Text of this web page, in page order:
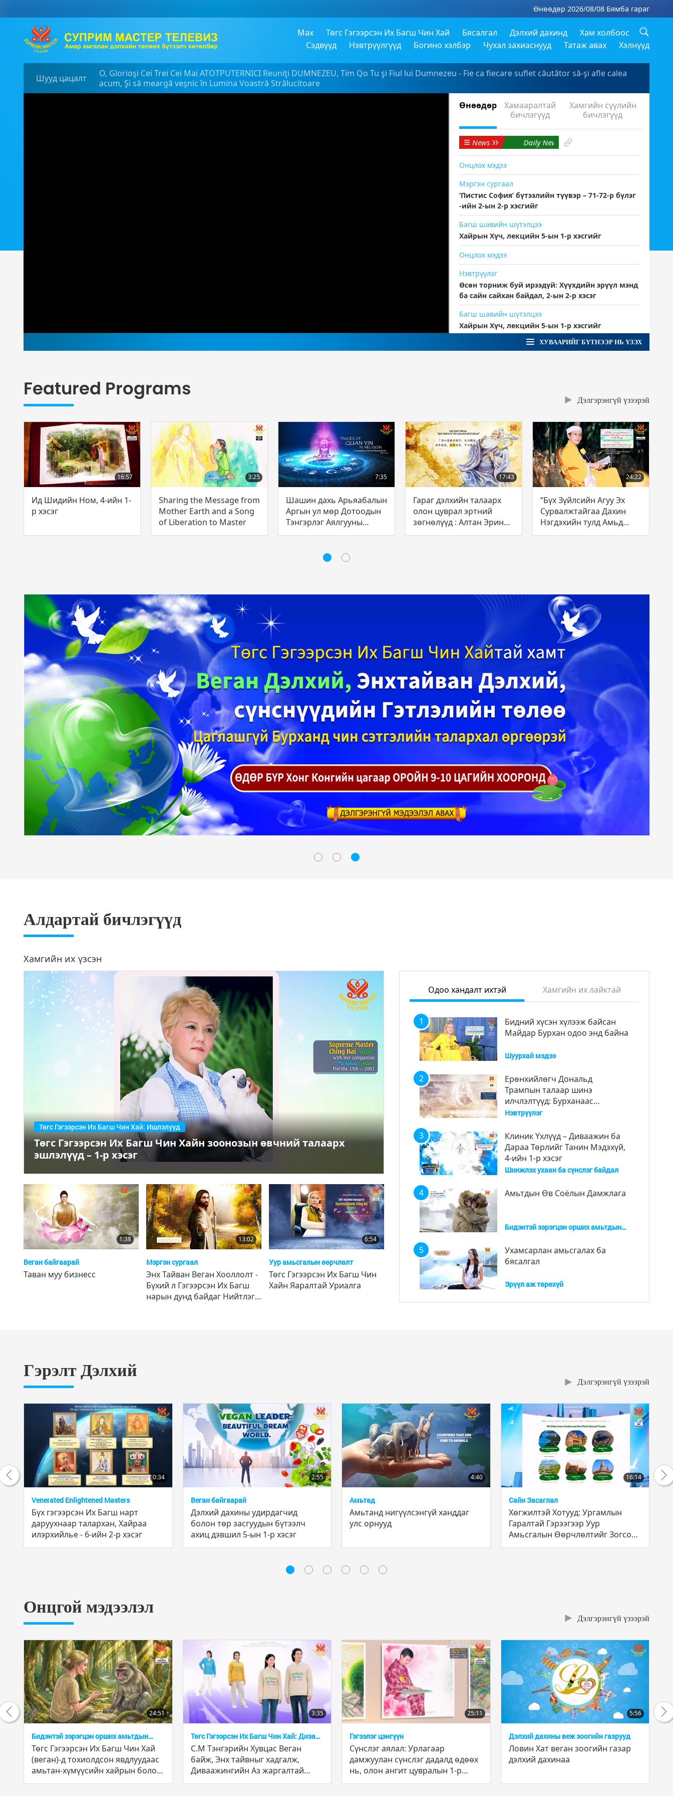
Өнөөдөр 2026/08/08 Бямба гараг
Max Төгс Гэгээрсэн Их Багш Чин Хай Бясалгал Дэлхий дахинд
Хам холбоос
Сэдвүүд
Нэвтрүүлгүүд Богино хэлбэр Чухал захиаснууд Татаж авах Хэлнүүд
Шууд цацалт
O, Glorioşi Cei Trei Cei Mai ATOTPUTERNICI Reuniţi DUMNEZEU, Tim Qo Tu şi Fiul lui Dumnezeu - Fie ca fiecare suflet căutător să-şi afle calea
acum, Şi să meargă veşnic în Lumina Voastră Strălucitoare
Өнөөдөр
Хамааралтай
бичлэгүүд
Хамгийн сүүлийн
бичлэгүүд
News
Daily News
Онцлох мэдээ
Мэргэн сургаал
‘Пистис София’ бүтээлийн түүвэр – 71-72-р бүлэг
-ийн 2-ын 2-р хэсгийг
Багш шавийн шүтэлцээ
Хайрын Хүч, лекцийн 5-ын 1-р хэсгийг
Онцлох мэдээ
Нэвтрүүлэг
Өсөн торниж буй ирээдүй: Хүүхдийн эрүүл мэнд
ба сайн сайхан байдал, 2-ын 2-р хэсэг
Багш шавийн шүтэлцээ
Хайрын Хүч, лекцийн 5-ын 1-р хэсгийг
ХУВААРИЙГ БҮТНЭЭР НЬ ҮЗЭХ
Featured Programs Дэлгэрэнгүй үзээрэй
16:57
Ид Шидийн Ном, 4-ийн 1-
р хэсэг
3:25
Sharing the Message from
Mother Earth and a Song
of Liberation to Master
7:35
Шашин дахь Арьяабалын
Аргын ул мөр Дотоодын
Тэнгэрлэг Аялгууны
талаарх эргэцүүлэл, 3
17:43
Гараг дэлхийн талаарх
олон цуврал эртний
зөгнөлүүд : Алтан Эриний
Тухай Зөгнөл 208-р
24:22
“Бүх Зүйлсийн Агуу Эх
Сурвалжтайгаа Дахин
Нэгдэхийн тулд Амьд
Сэрүүн Их Багшийг
Алдартай бичлэгүүд
Хамгийн их үзсэн
Төгс Гэгээрсэн Их Багш Чин Хай: Ишлэлүүд
Төгс Гэгээрсэн Их Багш Чин Хайн зоонозын өвчний талаарх
эшлэлүүд – 1-р хэсэг
1:38
Веган байгаарай
Таван муу бизнесс
13:02
Мэргэн сургаал
Энх Тайван Веган Хооллолт -
Бүхий л Гэгээрсэн Их Багш
нарын дунд байдаг Нийтлэг
6:54
Уур амьсгалын өөрчлөлт
Төгс Гэгээрсэн Их Багш Чин
Хайн Яаралтай Уриалга
Одоо хандалт ихтэй Хамгийн их лайктай
1
Бидний хүсэн хүлээж байсан
Майдар Бурхан одоо энд байна
Шуурхай мэдээ
2
Ерөнхийлөгч Дональд
Трампын талаар шинэ
илчлэлтүүд: Бурханаас
томилсон Америкийн тэргүүн
Нэвтрүүлэг
3
Клиник Үхлүүд – Диваажин ба
Дараа Төрлийг Танин Мэдэхүй,
4-ийн 1-р хэсэг
Шинжлэх ухаан ба сүнслэг байдал
4 Амьтдын Өв Соёлын Дамжлага
Бидэнтэй зэрэгцэн орших амьтдын
5
Ухамсарлан амьсгалах ба
бясалгал
Эрүүл аж төрөхүй
Гэрэлт Дэлхий Дэлгэрэнгүй үзээрэй
20:42 0:34
Venerated Enlightened Masters
Бүх гэгээрсэн Их Багш нарт
даруухнаар талархан, Хайраа
илэрхийлье - 6-ийн 2-р хэсэг
2:55
Веган байгаарай
Дэлхий дахины удирдагчид
болон төр засгуудын бүтээлч
ахиц дэвшил 5-ын 1-р хэсэг
4:40
Амьтад
Амьтанд нигүүлсэнгүй ханддаг
улс орнууд
16:14
Сайн Засаглал
Хөгжилтэй Хотууд: Ургамлын
Гаралтай Гэрээгээр Уур
Амьсгалын Өөрчлөлтийг Зогсоох
нь, 2-ын 1-р хэсэг
Онцгой мэдээлэл Дэлгэрэнгүй үзээрэй
2:35 24:51
Бидэнтэй зэрэгцэн орших амьтдын
ертөнц
Төгс Гэгээрсэн Их Багш Чин Хай
(веган)-д тохиолдсон явдлуудаас
амьтан-хүмүүсийн хайрын болон
ухаалаг мөн чанарыг танин
3:35
Төгс Гэгээрсэн Их Багш Чин Хай: Дизайн
ба Урлаг
С.М Тэнгэрийн Хувцас Веган
байж, Энх тайвныг хадгалж,
Диваажингийн Аз жаргалтай
байх цуврал
25:11
Гэгээлэг цэнгүүн
Сүнслэг аялал: Урлагаар
дамжуулан сүнслэг дадалд өдөөх
нь, олон ангит цувралын 1-р
хэсэг
5:56
Дэлхий дахины веж зоогийн газрууд
Ловин Хат веган зоогийн газар
дэлхий дахинаа